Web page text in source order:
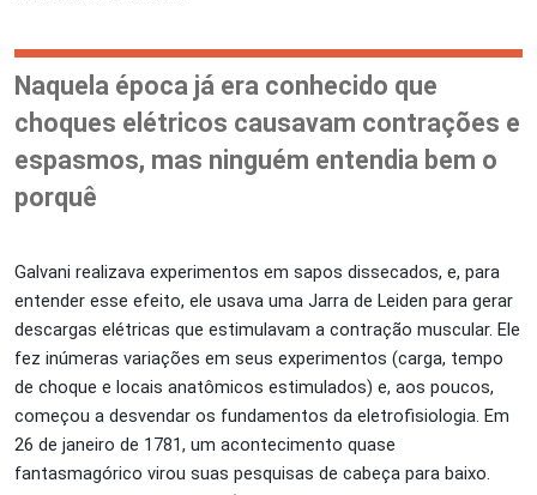
Naquela época já era conhecido que
choques elétricos causavam contrações e
espasmos, mas ninguém entendia bem o
porquê
Galvani realizava experimentos em sapos dissecados, e, para
entender esse efeito, ele usava uma Jarra de Leiden para gerar
descargas elétricas que estimulavam a contração muscular. Ele
fez inúmeras variações em seus experimentos (carga, tempo
de choque e locais anatômicos estimulados) e, aos poucos,
começou a desvendar os fundamentos da eletrofisiologia. Em
26 de janeiro de 1781, um acontecimento quase
fantasmagórico virou suas pesquisas de cabeça para baixo.